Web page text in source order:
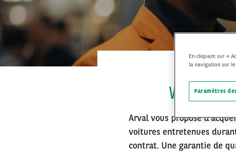
VOUS
Arval vous propose
voitures entretenues
contrat. Une garantie de
En cliquant sur «
la navigation sur
Paramètres